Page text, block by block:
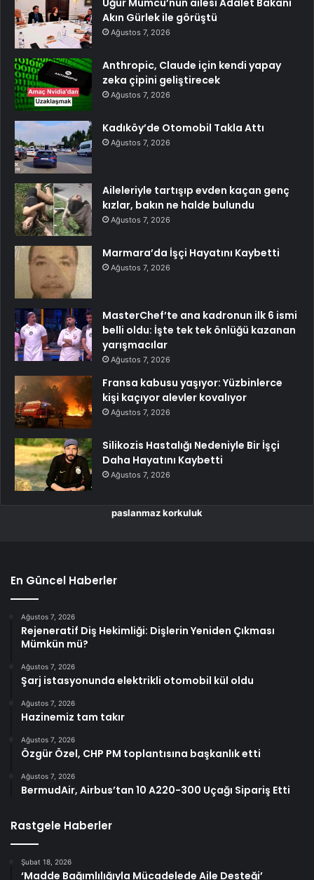
Uğur Mumcu’nun ailesi Adalet Bakanı
Akın Gürlek ile görüştü
Ağustos 7, 2026
Anthropic, Claude için kendi yapay
zeka çipini geliştirecek
Ağustos 7, 2026
Kadıköy’de Otomobil Takla Attı
Ağustos 7, 2026
Aileleriyle tartışıp evden kaçan genç
kızlar, bakın ne halde bulundu
Ağustos 7, 2026
Marmara’da İşçi Hayatını Kaybetti
Ağustos 7, 2026
MasterChef’te ana kadronun ilk 6 ismi
belli oldu: İşte tek tek önlüğü kazanan
yarışmacılar
Ağustos 7, 2026
Fransa kabusu yaşıyor: Yüzbinlerce
kişi kaçıyor alevler kovalıyor
Ağustos 7, 2026
Silikozis Hastalığı Nedeniyle Bir İşçi
Daha Hayatını Kaybetti
Ağustos 7, 2026
paslanmaz korkuluk
En Güncel Haberler
Ağustos 7, 2026
Rejeneratif Diş Hekimliği: Dişlerin Yeniden Çıkması
Mümkün mü?
Ağustos 7, 2026
Şarj istasyonunda elektrikli otomobil kül oldu
Ağustos 7, 2026
Hazinemiz tam takır
Ağustos 7, 2026
Özgür Özel, CHP PM toplantısına başkanlık etti
Ağustos 7, 2026
BermudAir, Airbus’tan 10 A220-300 Uçağı Sipariş Etti
Rastgele Haberler
Şubat 18, 2026
‘Madde Bağımlılığıyla Mücadelede Aile Desteği’